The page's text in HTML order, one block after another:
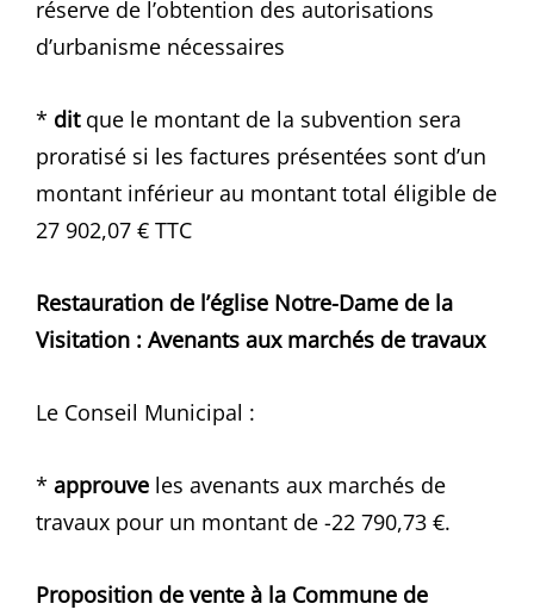
réserve de l’obtention des autorisations
d’urbanisme nécessaires
* ditque le montant de la subvention sera
proratisé si les factures présentées sont d’un
montant inférieur au montant total éligible de
27 902,07 € TTC
Restauration de l’église Notre-Dame de la
Visitation : Avenants aux marchés de travaux
Le Conseil Municipal :
* approuve les avenants aux marchés de
travaux pour un montant de -22 790,73 €.
Proposition de vente à la Commune de